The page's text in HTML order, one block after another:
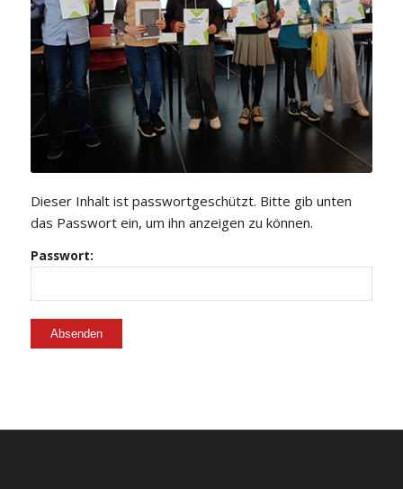
Dieser Inhalt ist passwortgeschützt. Bitte gib unten
das Passwort ein, um ihn anzeigen zu können.
Passwort: